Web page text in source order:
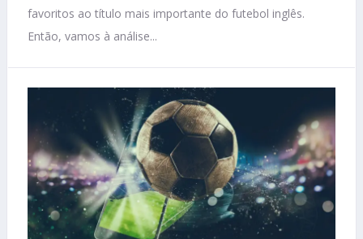
favoritos ao título mais importante do futebol inglês.
Então, vamos à análise...